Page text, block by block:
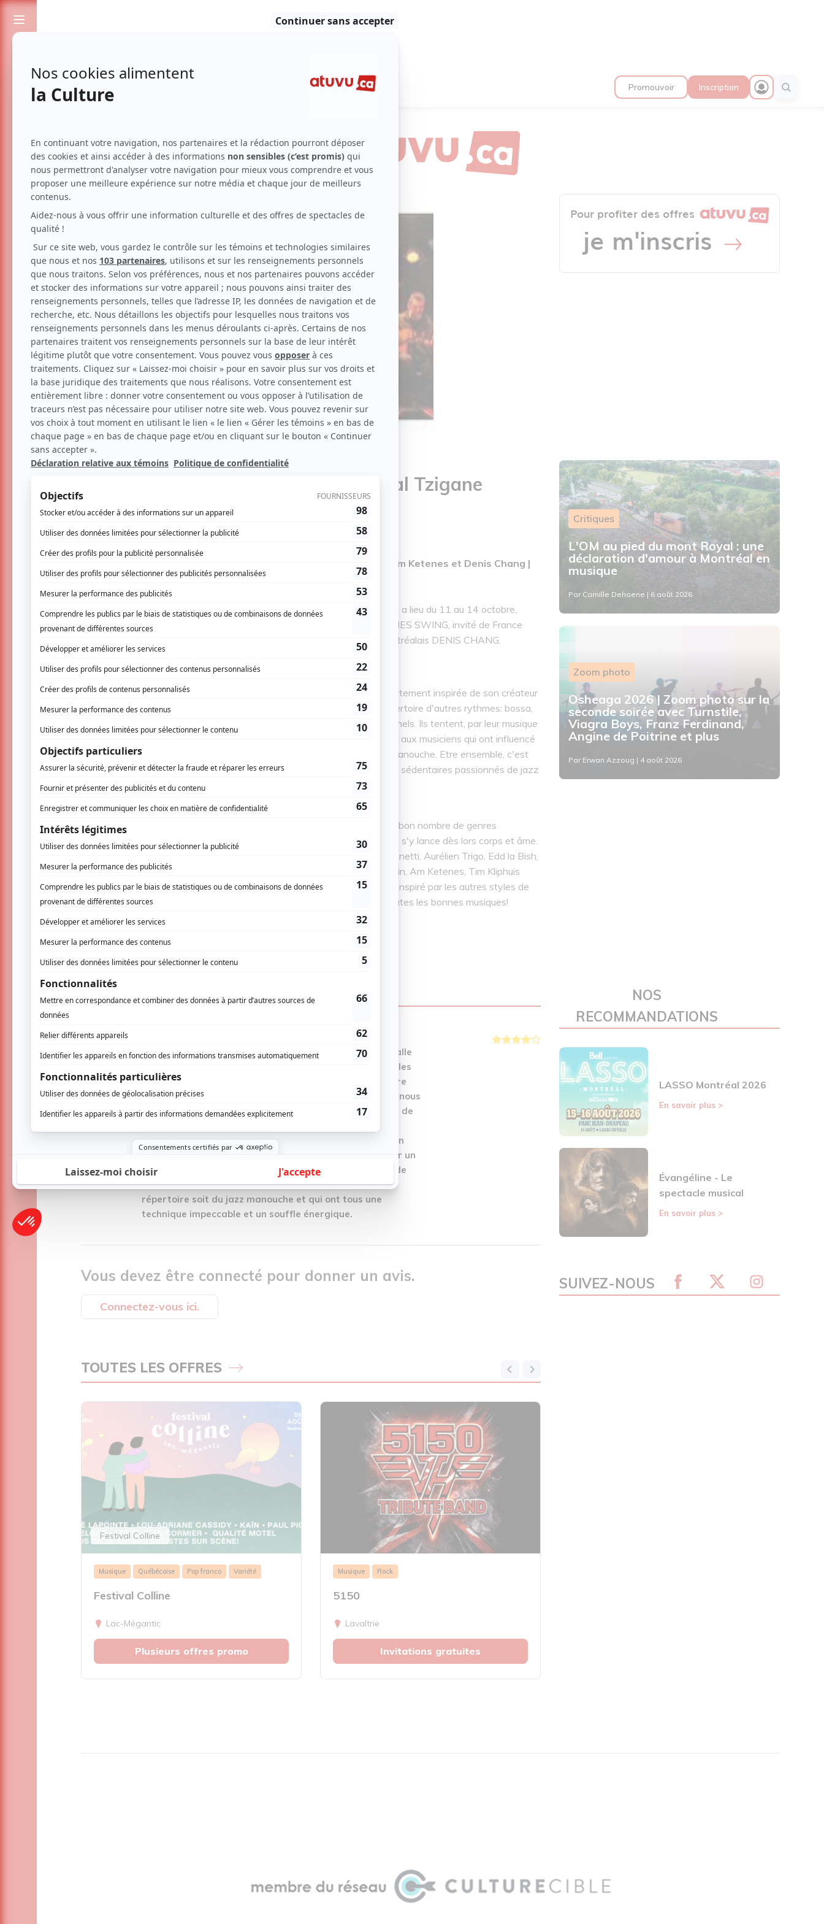
Passionnés de spectacles et de culture Promouvoir Inscription
Musique
Am Ketenes et Denis Chang | Festival Tzigane
Voir les avis -->
Aucune offre promotionnelle disponible
Soyez les premiers avisés dès qu'il y aura une offre promo pour Am Ketenes et Denis Chang |
Festival Tzigane: INSCRIVEZ-VOUS
Dans le cadre de sa 2e édition, le FESTIVAL TZIGANE ROMANI YAG, qui a lieu du 11 au 14 octobre,
propose une grande soirée de Jazz manouche avec le groupe AM KETENES SWING, invité de France
exclusivement pour le festival, et l'ensemble de l'excellent guitariste montréalais DENIS CHANG.
La musique pratiquée par Am Ketenes Swing, le jazz manouche, est directement inspirée de son créateur
et maître en la matière: Django Reinhardt. Am Ketenes intègre à son répertoire d'autres rythmes: bossa,
valses, rythmes tziganes des pays de l'est ainsi que des chants traditionnels. Ils tentent, par leur musique
et leurs chansons en langue manouche (le romanès), de rendre hommage aux musiciens qui ont influencé
leur parcours. Am ketenes signifie "nous sommes ensemble" en langue manouche. Etre ensemble, c'est
l'esprit de ce groupe: gens du voyage du centre de la France et musiciens sédentaires passionnés de jazz
manouche.
Denis Chang commence la guitare à l'adolescence et après avoir survolé bon nombre de genres
musicaux, il découvre la musique de Django Reinhardt à l'âge de 19 ans. Il s'y lance dès lors corps et âme.
A date, il a côtoyé les meilleurs musiciens dans le style dont Ritary Gaguenetti, Aurélien Trigo, Edd la Bish,
Lollo Meier, Paulus Schäfer, Chriss Campion, Andreas Öberg, Fapy Lafertin, Am Ketenes, Tim Kliphuis
pour ne citer que quelques noms. En dehors du jazz manouche, il est très inspiré par les autres styles de
jazz (bebop, fusion, latin), rock/pop, le blues, la musique classique, bref, toutes les bonnes musiques!
www.romaniyag.com
1 COMMENTAIRE DE MEMBRE
Musiciens hors du commun Malgré un chauffage de la salle
inexistant et que nous ayons tous gardé nos manteaux, les
musiciens nous ont donnés tout un spectacle. La première
partie avec Denis Chang manquait d'amplification mais nous
étions tous suspendus à ses doigts et arrêtions presque de
vraiment très respectueux. Le deuxième groupe ayant en
partie leur propre amplification nous a permis de relaxer un
peu. Deux groupes différents, l'un du Québec et l'autre de
France mais avec les mêmes instruments et le même
répertoire soit du jazz manouche et qui ont tous une
technique impeccable et un souffle énergique.
Vous devez être connecté pour donner un avis.
Connectez-vous ici.
TOUTES LES OFFRES
Festival Colline
Musique Québécoise Pop franco Variété
Festival Colline
Lac-Mégantic
Plusieurs offres promo
Musique Rock
5150
Lavaltrie
Invitations gratuites
Critiques
L'OM au pied du mont Royal : une
déclaration d'amour à Montréal en
musique
Par Camille Dehaene | 6 août 2026
Zoom photo
Osheaga 2026 | Zoom photo sur la
seconde soirée avec Turnstile,
Viagra Boys, Franz Ferdinand,
Angine de Poitrine et plus
Par Erwan Azzoug | 4 août 2026
NOS
RECOMMANDATIONS
LASSO Montréal 2026
En savoir plus >
Évangéline - Le
spectacle musical
En savoir plus >
SUIVEZ-NOUS